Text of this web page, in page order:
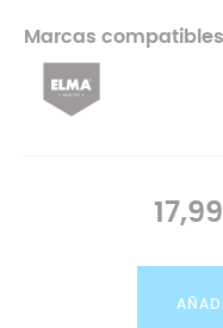
Marcas compatibles